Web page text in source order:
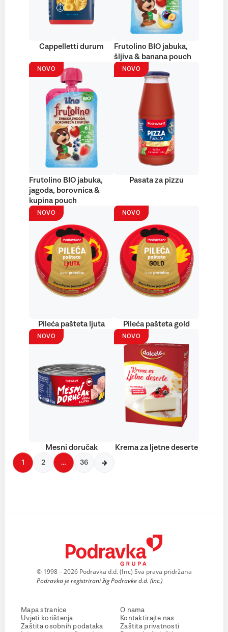
Cappelletti durum
Frutolino BIO jabuka,
šljiva & banana pouch
NOVO
Frutolino BIO jabuka,
jagoda, borovnica &
kupina pouch
NOVO
Pasata za pizzu
NOVO
Pileća pašteta ljuta
NOVO
Pileća pašteta gold
NOVO
Mesni doručak
NOVO
Krema za ljetne deserte
1 2 … 36
© 1998 – 2026 Podravka d.d. (Inc) Sva prava pridržana
Podravka je registrirani žig Podravke d.d. (Inc.)
Mapa stranice
Uvjeti korištenja
Zaštita osobnih podataka
O nama
Kontaktirajte nas
Zaštita privatnosti